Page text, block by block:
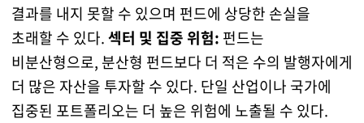
결과를 내지 못할 수 있으며 펀드에 상당한 손실을
초래할 수 있다.섹터 및 집중 위험: 펀드는
비분산형으로, 분산형 펀드보다 더 적은 수의 발행자에게
더 많은 자산을 투자할 수 있다. 단일 산업이나 국가에
집중된 포트폴리오는 더 높은 위험에 노출될 수 있다.